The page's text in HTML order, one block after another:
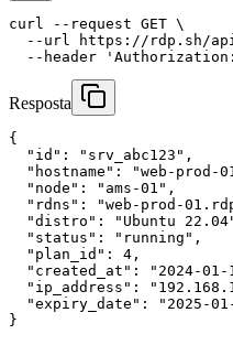
curl --request GET \
--url
https://rdp.sh/
--header
Resposta
{
"id" : "srv_abc123" ,
"hostname" : "web-prod-
"node" : "ams-01" ,
"rdns" : "web-prod-
"distro" : "Ubuntu
"status" : "running" ,
"plan_id" : 4 ,
"created_at" : "2024-01-
"ip_address" :
"expiry_date" :
"2025-
}